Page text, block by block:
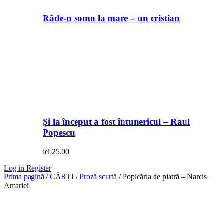
Râde-n somn la mare – un cristian
Și la început a fost întunericul – Raul
Popescu
lei 25.00
Log in Register
Prima pagină /CĂRȚI /Proză scurtă / Popicăria de piatră – Narcis
Amariei